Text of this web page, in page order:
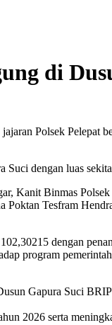
di
Polsek Pelepat
dengan luas
Kanit Binmas
Tesfram
dengan
program
Gapura Suci
2026 serta